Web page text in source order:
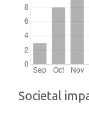
Societal